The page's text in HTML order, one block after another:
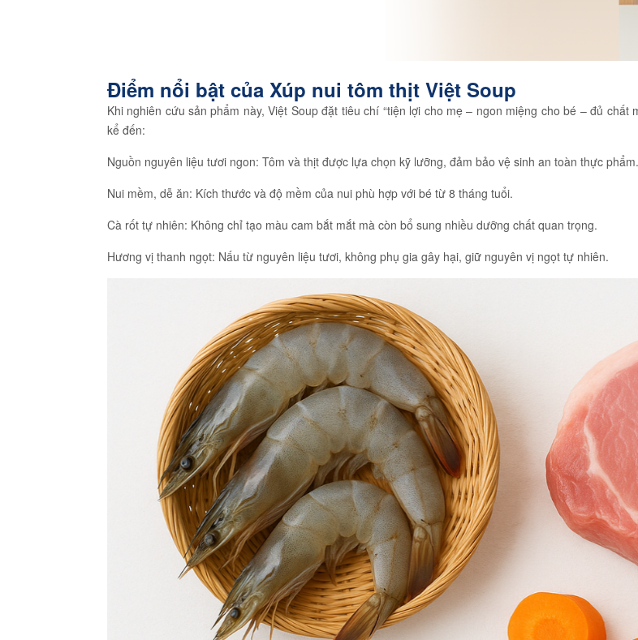
Điểm nổi bật của Xúp nui tôm thịt Việt Soup
Khi nghiên cứu sản phẩm này, Việt Soup đặt tiêu chí “tiện lợi cho mẹ – ngon miệng cho bé – đủ
kể đến:
Nguồn nguyên liệu tươi ngon: Tôm và thịt được lựa chọn kỹ lưỡng, đảm bảo vệ sinh an toàn thực phẩm.
Nui mềm, dễ ăn: Kích thước và độ mềm của nui phù hợp với bé từ 8 tháng tuổi.
Cà rốt tự nhiên: Không chỉ tạo màu cam bắt mắt mà còn bổ sung nhiều dưỡng chất quan trọng.
Hương vị thanh ngọt: Nấu từ nguyên liệu tươi, không phụ gia gây hại, giữ nguyên vị ngọt tự nhiên.